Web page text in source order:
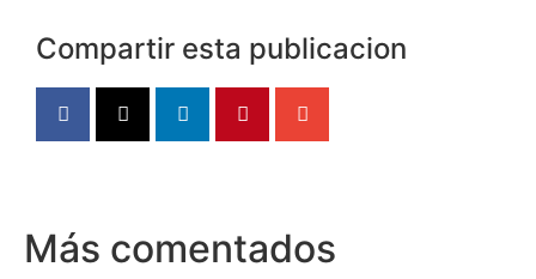
Compartir esta publicacion
Más comentados